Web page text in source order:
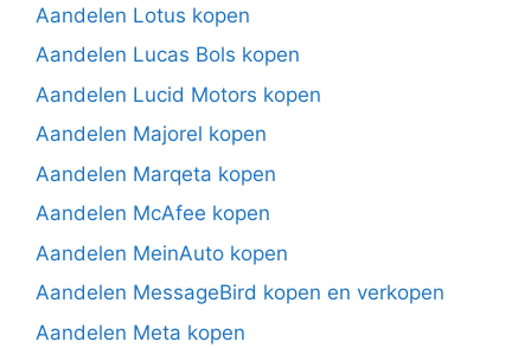
Aandelen Lotus kopen
Aandelen Lucas Bols kopen
Aandelen Lucid Motors kopen
Aandelen Majorel kopen
Aandelen Marqeta kopen
Aandelen McAfee kopen
Aandelen MeinAuto kopen
Aandelen MessageBird kopen en verkopen
Aandelen Meta kopen